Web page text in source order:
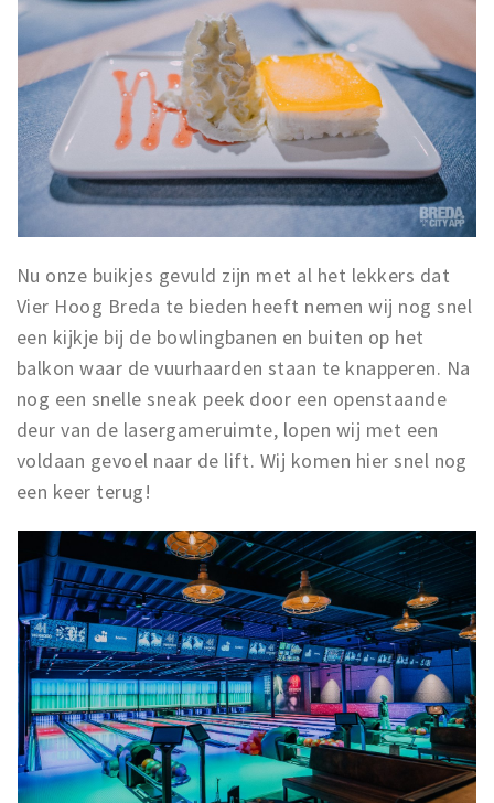
Nu onze buikjes gevuld zijn met al het lekkers dat
Vier Hoog Breda te bieden heeft nemen wij nog snel
een kijkje bij de bowlingbanen en buiten op het
balkon waar de vuurhaarden staan te knapperen. Na
nog een snelle sneak peek door een openstaande
deur van de lasergameruimte, lopen wij met een
voldaan gevoel naar de lift. Wij komen hier snel nog
een keer terug!